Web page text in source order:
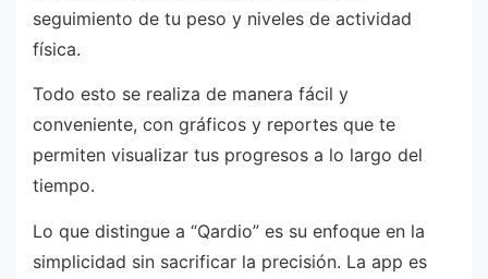
seguimiento de tu peso y niveles de actividad
física.
Todo esto se realiza de manera fácil y
conveniente, con gráficos y reportes que te
permiten visualizar tus progresos a lo largo del
tiempo.
Lo que distingue a “Qardio” es su enfoque en la
simplicidad sin sacrificar la precisión. La app es